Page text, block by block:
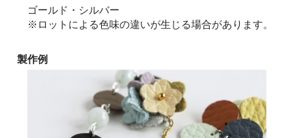
ゴールド・シルバー
※ロットによる色味の違いが生じる場合があります。
製作例